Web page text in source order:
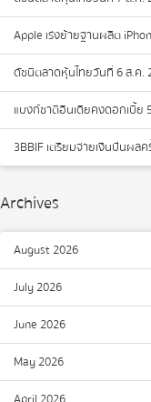
Apple เร่งย้ายฐานผลิต
ดัชนีตลาดหุ้นไทยวันที่ 6 ส.ค.
แบงก์ชาติอินเดียคงดอกเบี้ย
3BBIF เตรียมจ่ายเงินปันผล
Archives
August 2026
July 2026
June 2026
May 2026